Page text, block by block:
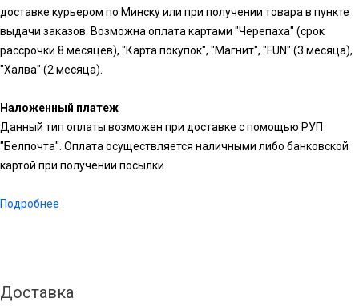
доставке курьером по Минску или при получении товара в пункте
выдачи заказов. Возможна оплата картами "Черепаха" (срок
рассрочки 8 месяцев), "Карта покупок", "Магнит", "FUN" (3 месяца),
"Халва" (2 месяца).
Наложенный платеж
Данный тип оплаты возможен при доставке с помощью РУП
"Белпочта". Оплата осуществляется наличными либо банковской
картой при получении посылки.
Подробнее
Доставка